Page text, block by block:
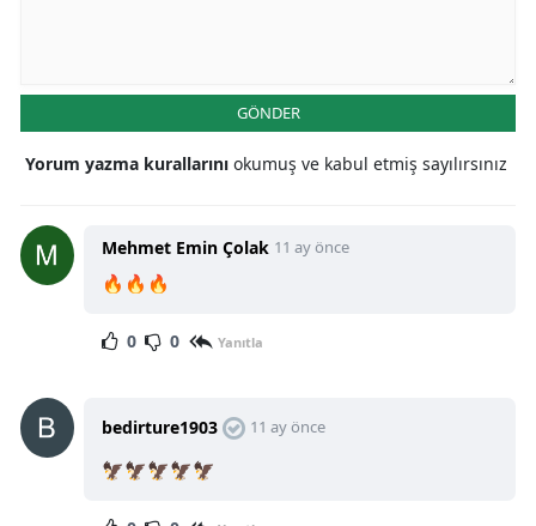
GÖNDER
Yorum yazma kurallarını okumuş ve kabul etmiş sayılırsınız
Mehmet Emin Çolak 11 ay önce
🔥🔥🔥
0 0 Yanıtla
bedirture1903 11 ay önce
🦅🦅🦅🦅🦅